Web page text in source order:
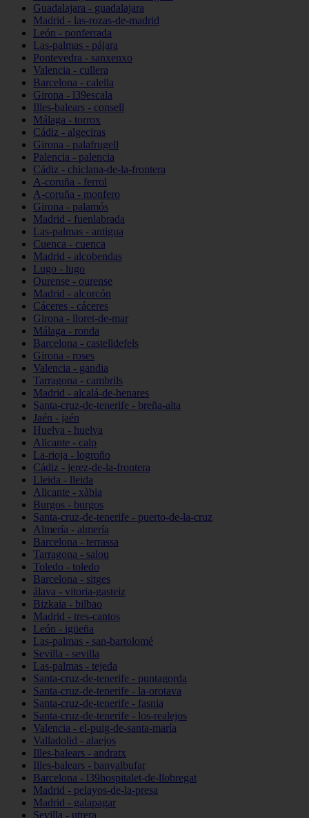
Guadalajara - guadalajara
Madrid - las-rozas-de-madrid
León - ponferrada
Las-palmas - pájara
Pontevedra - sanxenxo
Valencia - cullera
Barcelona - calella
Girona - l39escala
Illes-balears - consell
Málaga - torrox
Cádiz - algeciras
Girona - palafrugell
Palencia - palencia
Cádiz - chiclana-de-la-frontera
A-coruña - ferrol
A-coruña - monfero
Girona - palamós
Madrid - fuenlabrada
Las-palmas - antigua
Cuenca - cuenca
Madrid - alcobendas
Lugo - lugo
Ourense - ourense
Madrid - alcorcón
Cáceres - cáceres
Girona - lloret-de-mar
Málaga - ronda
Barcelona - castelldefels
Girona - roses
Valencia - gandia
Tarragona - cambrils
Madrid - alcalá-de-henares
Santa-cruz-de-tenerife - breña-alta
Jaén - jaén
Huelva - huelva
Alicante - calp
La-rioja - logroño
Cádiz - jerez-de-la-frontera
Lleida - lleida
Alicante - xàbia
Burgos - burgos
Santa-cruz-de-tenerife - puerto-de-la-cruz
Almería - almería
Barcelona - terrassa
Tarragona - salou
Toledo - toledo
Barcelona - sitges
álava - vitoria-gasteiz
Bizkaia - bilbao
Madrid - tres-cantos
León - igüeña
Las-palmas - san-bartolomé
Sevilla - sevilla
Las-palmas - tejeda
Santa-cruz-de-tenerife - puntagorda
Santa-cruz-de-tenerife - la-orotava
Santa-cruz-de-tenerife - fasnia
Santa-cruz-de-tenerife - los-realejos
Valencia - el-puig-de-santa-maría
Valladolid - alaejos
Illes-balears - andratx
Illes-balears - banyalbufar
Barcelona - l39hospitalet-de-llobregat
Madrid - pelayos-de-la-presa
Madrid - galapagar
Sevilla - utrera